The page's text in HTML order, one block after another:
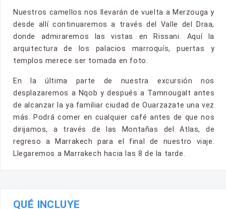
Nuestros camellos nos llevarán de vuelta a Merzouga y
desde allí continuaremos a través del Valle del Draa,
donde admiraremos las vistas en Rissani. Aquí la
arquitectura de los palacios marroquís, puertas y
templos merece ser tomada en foto.
En la última parte de nuestra excursión nos
desplazaremos a Nqob y después a Tamnougalt antes
de alcanzar la ya familiar ciudad de Ouarzazate una vez
más. Podrá comer en cualquier café antes de que nos
dirijamos, a través de las Montañas del Atlas, de
regreso a Marrakech para el final de nuestro viaje.
Llegaremos a Marrakech hacia las 8 de la tarde.
QUÉ INCLUYE